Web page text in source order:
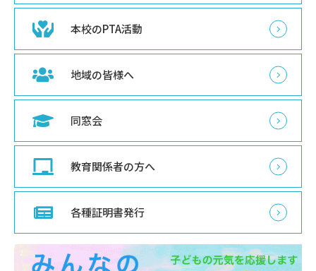
本校のPTA活動
地域の皆様へ
同窓会
教育関係者の方へ
各種証明書発行